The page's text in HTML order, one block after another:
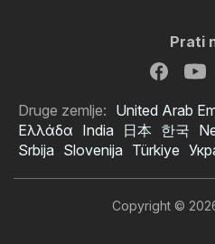
Prati
Druge zemlje: United Arab
Ελλάδα India 日本 한국
Srbija Slovenija Türkiye
Copyright ©